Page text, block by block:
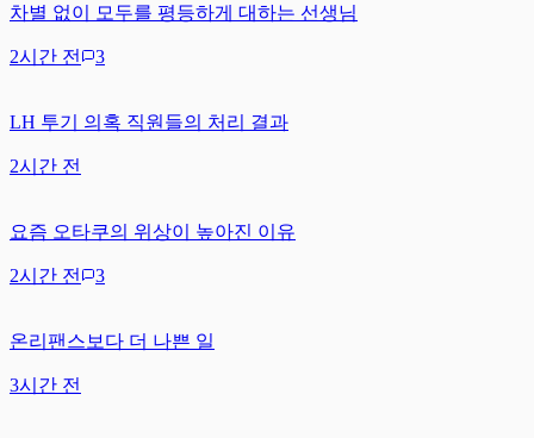
차별 없이 모두를 평등하게 대하는 선생님
2시간 전 3
LH 투기 의혹 직원들의 처리 결과
2시간 전
요즘 오타쿠의 위상이 높아진 이유
2시간 전 3
온리팬스보다 더 나쁜 일
3시간 전